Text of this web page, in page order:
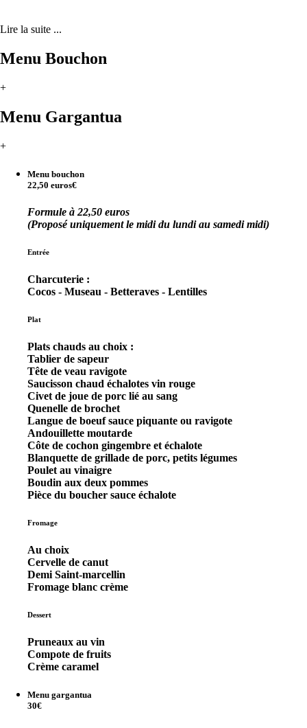
Lire la suite ...
Menu Bouchon
+
Menu Gargantua
+
Menu bouchon
22,50 euros€
Formule à 22,50 euros
(Proposé uniquement le midi du lundi au samedi midi)
Entrée
Charcuterie :
Cocos - Museau - Betteraves - Lentilles
Plat
Plats chauds au choix :
Tablier de sapeur
Tête de veau ravigote
Saucisson chaud échalotes vin rouge
Civet de joue de porc lié au sang
Quenelle de brochet
Langue de boeuf sauce piquante ou ravigote
Andouillette moutarde
Côte de cochon gingembre et échalote
Blanquette de grillade de porc, petits légumes
Poulet au vinaigre
Boudin aux deux pommes
Pièce du boucher sauce échalote
Fromage
Au choix
Cervelle de canut
Demi Saint-marcellin
Fromage blanc crème
Dessert
Pruneaux au vin
Compote de fruits
Crème caramel
Menu gargantua
30€